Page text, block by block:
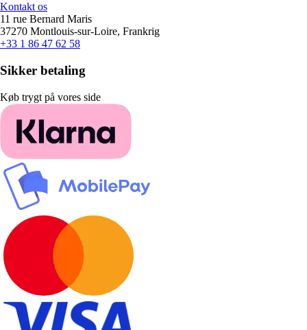
Kontakt os
11 rue Bernard Maris
37270 Montlouis-sur-Loire, Frankrig
+33 1 86 47 62 58
Sikker betaling
Køb trygt på vores side